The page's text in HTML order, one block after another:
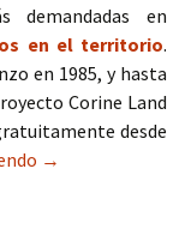
demandadas en
en el territorio.
en 1985, y hasta
Corine Land
desde
Descarga Corine
→